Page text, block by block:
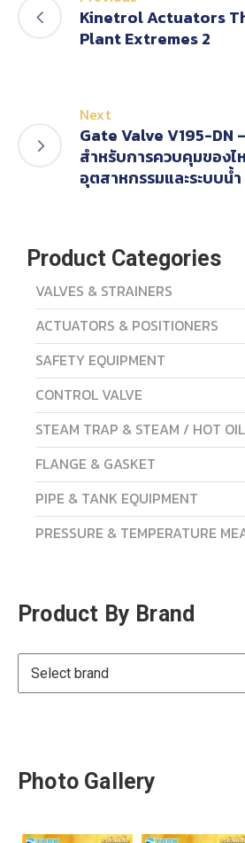
Kinetrol Actuators
Plant Extremes 2
Next
Gate Valve V195-DN
สำหรับการควบคุมของไ
อุตสาหกรรมและระบบน้ำ
Product Categories
VALVES & STRAINERS
ACTUATORS & POSITIONERS
SAFETY EQUIPMENT
CONTROL VALVE
STEAM TRAP & STEAM / HOT
FLANGE & GASKET
PIPE & TANK EQUIPMENT
PRESSURE & TEMPERATURE
Product By Brand
Photo Gallery